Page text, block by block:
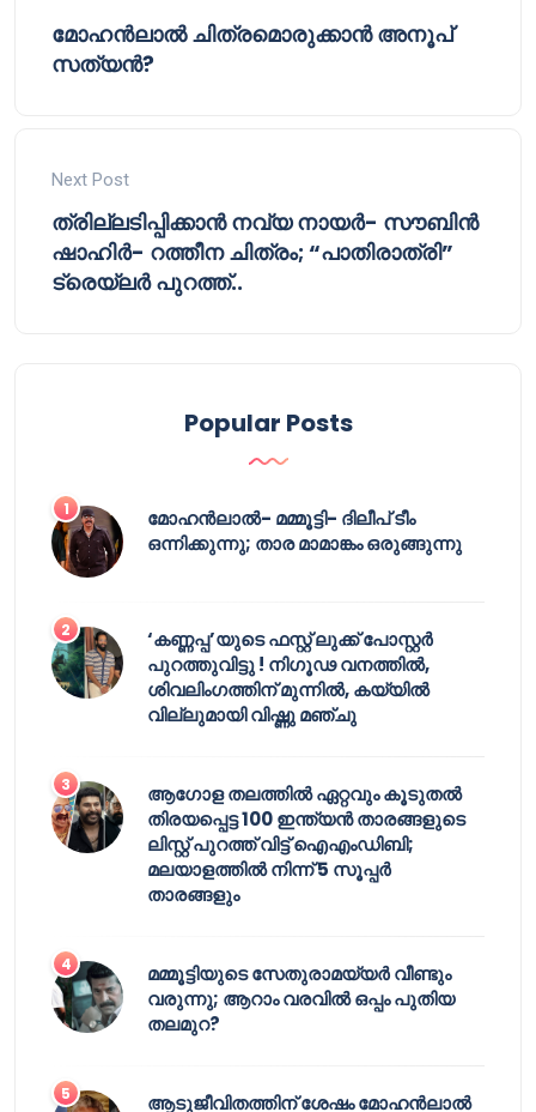
മോഹൻലാൽ ചിത്രമൊരുക്കാൻ അനൂപ്
സത്യൻ?
Next Post
ത്രില്ലടിപ്പിക്കാൻ നവ്യ നായർ- സൗബിൻ
ഷാഹിർ- റത്തീന ചിത്രം; “പാതിരാത്രി”
ട്രെയ്‌ലർ പുറത്ത്..
Popular Posts
മോഹൻലാൽ- മമ്മൂട്ടി- ദിലീപ് ടീം
ഒന്നിക്കുന്നു; താര മാമാങ്കം ഒരുങ്ങുന്നു
‘കണ്ണപ്പ’യുടെ ഫസ്റ്റ് ലുക്ക് പോസ്റ്റർ
പുറത്തുവിട്ടു ! നിഗൂഢ വനത്തിൽ,
ശിവലിംഗത്തിന് മുന്നിൽ, കയ്യിൽ
വില്ലുമായി വിഷ്ണു മഞ്ചു
ആഗോള തലത്തിൽ ഏറ്റവും കൂടുതൽ
തിരയപ്പെട്ട 100 ഇന്ത്യൻ താരങ്ങളുടെ
ലിസ്റ്റ് പുറത്ത് വിട്ട് ഐഎംഡിബി;
മലയാളത്തിൽ നിന്ന് 5 സൂപ്പർ
താരങ്ങളും
മമ്മൂട്ടിയുടെ സേതുരാമയ്യർ വീണ്ടും
വരുന്നു; ആറാം വരവിൽ ഒപ്പം പുതിയ
തലമുറ?
ആടുജീവിതത്തിന് ശേഷം മോഹൻലാൽ